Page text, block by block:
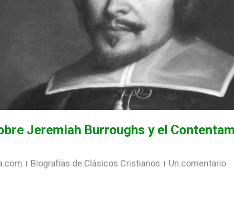
Jeremiah Burroughs y el
Biografías de Clásicos Cristianos Un comentario